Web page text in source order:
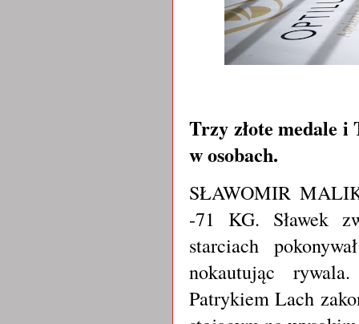
Trzy złote medale
w osobach.
SŁAWOMIR
-71 KG. Sławek
starciach
nokautując
Patrykiem Lach